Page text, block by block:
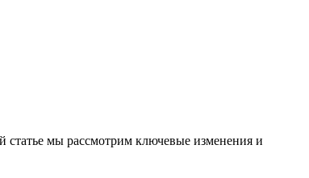
статье мы рассмотрим ключевые изменения и